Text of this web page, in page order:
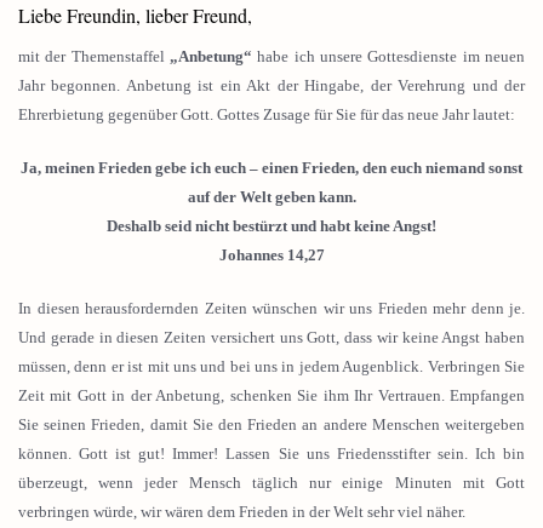
Liebe Freundin, lieber Freund,
mit der Themenstaffel „Anbetung“ habe ich unsere Gottesdienste im neuen
Jahr begonnen. Anbetung ist ein Akt der Hingabe, der Verehrung und der
Ehrerbietung gegenüber Gott. Gottes Zusage für Sie für das neue Jahr lautet:
Ja, meinen Frieden gebe ich euch – einen Frieden, den euch niemand sonst
auf der Welt geben kann.
Deshalb seid nicht bestürzt und habt keine Angst!
Johannes 14,27
In diesen herausfordernden Zeiten wünschen wir uns Frieden mehr denn je.
Und gerade in diesen Zeiten versichert uns Gott, dass wir keine Angst haben
müssen, denn er ist mit uns und bei uns in jedem Augenblick. Verbringen Sie
Zeit mit Gott in der Anbetung, schenken Sie ihm Ihr Vertrauen. Empfangen
Sie seinen Frieden, damit Sie den Frieden an andere Menschen weitergeben
können. Gott ist gut! Immer! Lassen Sie uns Friedensstifter sein. Ich bin
überzeugt, wenn jeder Mensch täglich nur einige Minuten mit Gott
verbringen würde, wir wären dem Frieden in der Welt sehr viel näher.